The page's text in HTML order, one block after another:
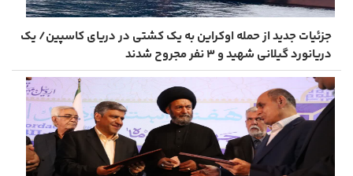
جزئیات جدید از حمله اوکراین به یک کشتی در دریای کاسپین/ یک
دریانورد گیلانی شهید و ۳ نفر مجروح شدند